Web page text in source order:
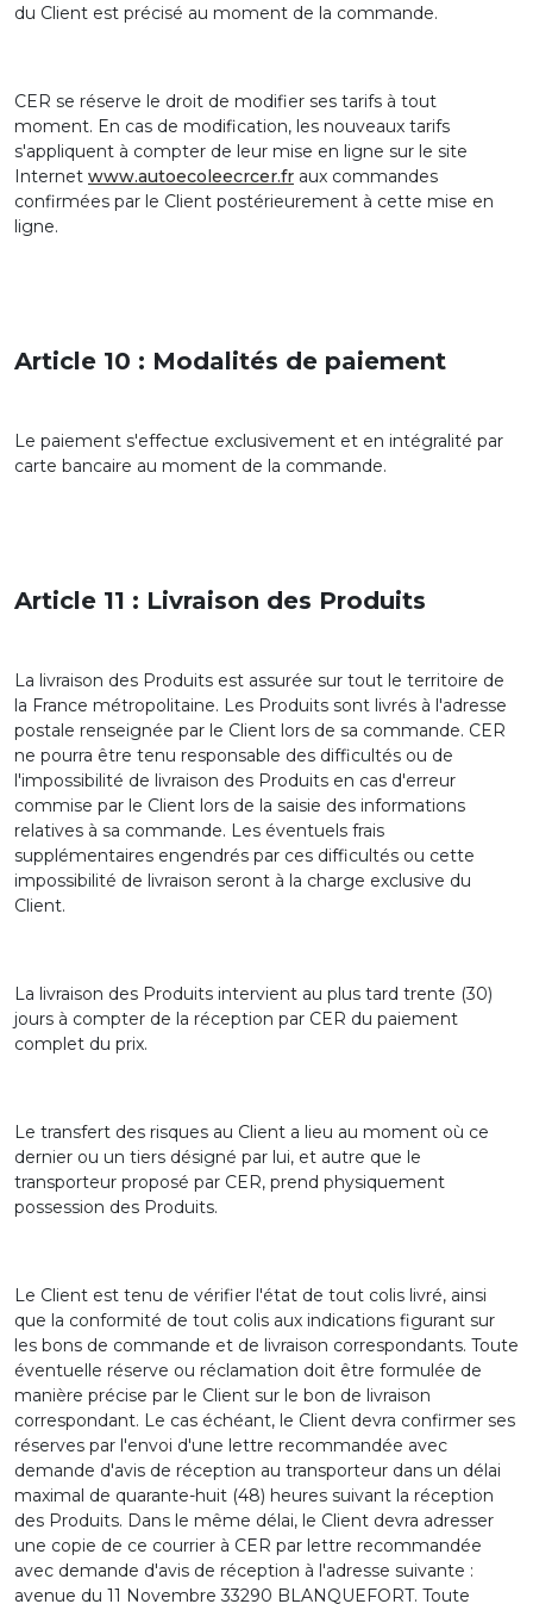
du Client est précisé au moment de la commande.
CER se réserve le droit de modifier ses tarifs à tout
moment. En cas de modification, les nouveaux tarifs
s'appliquent à compter de leur mise en ligne sur le site
Internet www.autoecoleecrcer.fr aux commandes
confirmées par le Client postérieurement à cette mise en
ligne.
Article 10 : Modalités de paiement
Le paiement s'effectue exclusivement et en intégralité par
carte bancaire au moment de la commande.
Article 11 : Livraison des Produits
La livraison des Produits est assurée sur tout le territoire de
la France métropolitaine. Les Produits sont livrés à l'adresse
postale renseignée par le Client lors de sa commande. CER
ne pourra être tenu responsable des difficultés ou de
l'impossibilité de livraison des Produits en cas d'erreur
commise par le Client lors de la saisie des informations
relatives à sa commande. Les éventuels frais
supplémentaires engendrés par ces difficultés ou cette
impossibilité de livraison seront à la charge exclusive du
Client.
La livraison des Produits intervient au plus tard trente (30)
jours à compter de la réception par CER du paiement
complet du prix.
Le transfert des risques au Client a lieu au moment où ce
dernier ou un tiers désigné par lui, et autre que le
transporteur proposé par CER, prend physiquement
possession des Produits.
Le Client est tenu de vérifier l'état de tout colis livré, ainsi
que la conformité de tout colis aux indications figurant sur
les bons de commande et de livraison correspondants. Toute
éventuelle réserve ou réclamation doit être formulée de
manière précise par le Client sur le bon de livraison
correspondant. Le cas échéant, le Client devra confirmer ses
réserves par l'envoi d'une lettre recommandée avec
demande d'avis de réception au transporteur dans un délai
maximal de quarante-huit (48) heures suivant la réception
des Produits. Dans le même délai, le Client devra adresser
une copie de ce courrier à CER par lettre recommandée
avec demande d'avis de réception à l'adresse suivante :
avenue du 11 Novembre 33290 BLANQUEFORT. Toute